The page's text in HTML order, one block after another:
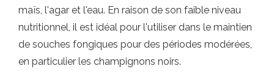
maïs, l'agar et l'eau. En raison de son faible niveau
nutritionnel, il est idéal pour l'utiliser dans le maintien
de souches fongiques pour des périodes modérées,
en particulier les champignons noirs.